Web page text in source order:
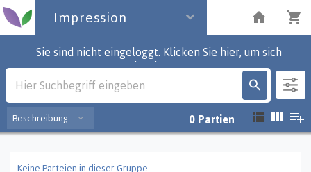
Impression
Sie sind nicht eingeloggt. Klicken Sie hier, um sich
einzuloggen.
Impression
Beschreibung 0 Partien
Keine Parteien in dieser Gruppe.